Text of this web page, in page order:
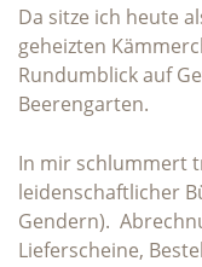
Da sitze ich heute
geheizten
Rundumblick auf
Beerengarten.
In mir schlummert
leidenschaftlicher
Gendern).
Lieferscheine,